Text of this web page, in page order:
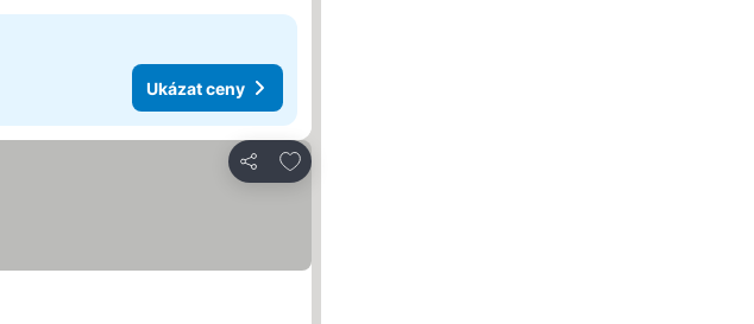
Ukázat ceny
Sdílet
Přidat na seznam oblíbených hotelů